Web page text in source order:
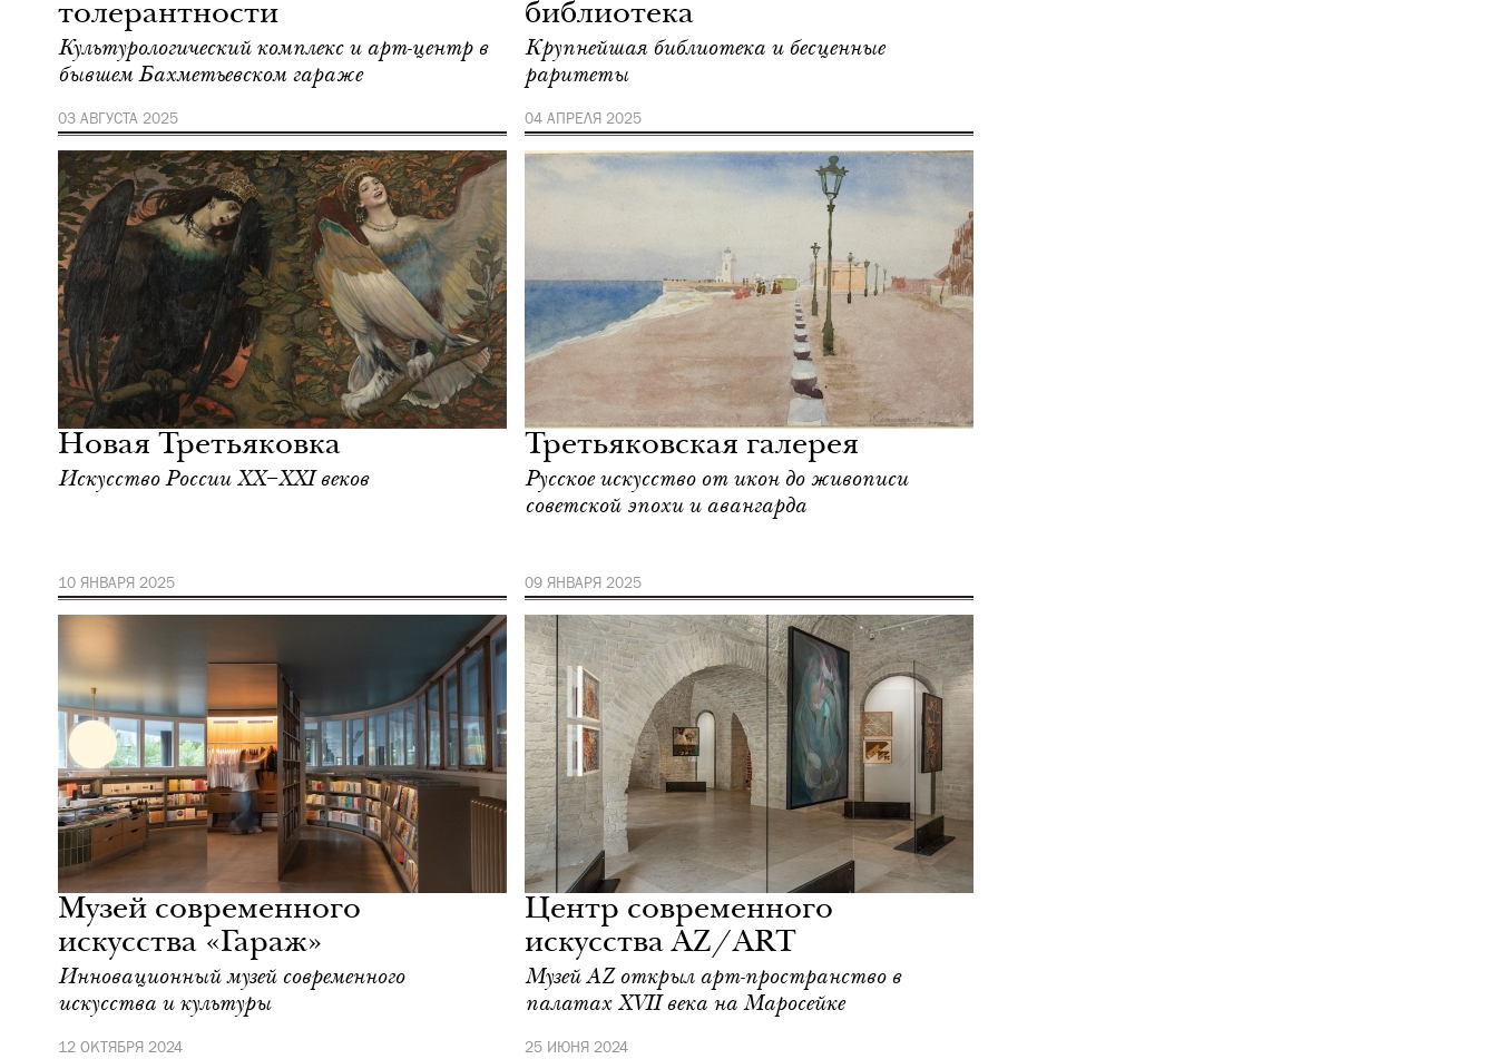
толерантности
Культурологический комплекс и арт-центр в
бывшем Бахметьевском гараже
03 АВГУСТА 2025
библиотека
Крупнейшая библиотека и бесценные
раритеты
04 АПРЕЛЯ 2025
Новая Третьяковка
Искусство России ХХ–ХХI веков
10 ЯНВАРЯ 2025
Культура
Москва
Третьяковская галерея
Русское искусство от икон до живописи
советской эпохи и авангарда
09 ЯНВАРЯ 2025
Музей современного
искусства «Гараж»
Инновационный музей современного
искусства и культуры
12 ОКТЯБРЯ 2024
Культура
Москва
Центр современного
искусства AZ/ART
Музей AZ открыл арт-пространство в
палатах XVII века на Маросейке
25 ИЮНЯ 2024